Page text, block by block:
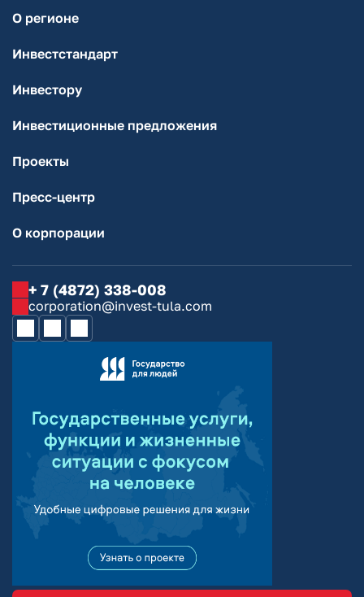
О регионе
Инвестстандарт
Инвестору
Инвестиционные предложения
Проекты
Пресс-центр
О корпорации
+ 7 (4872) 338-008
corporation@invest-tula.com